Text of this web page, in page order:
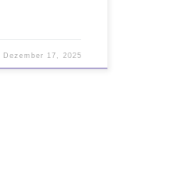
Dezember 17, 2025